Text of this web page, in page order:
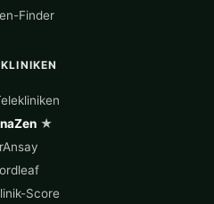
Finder
★
Score